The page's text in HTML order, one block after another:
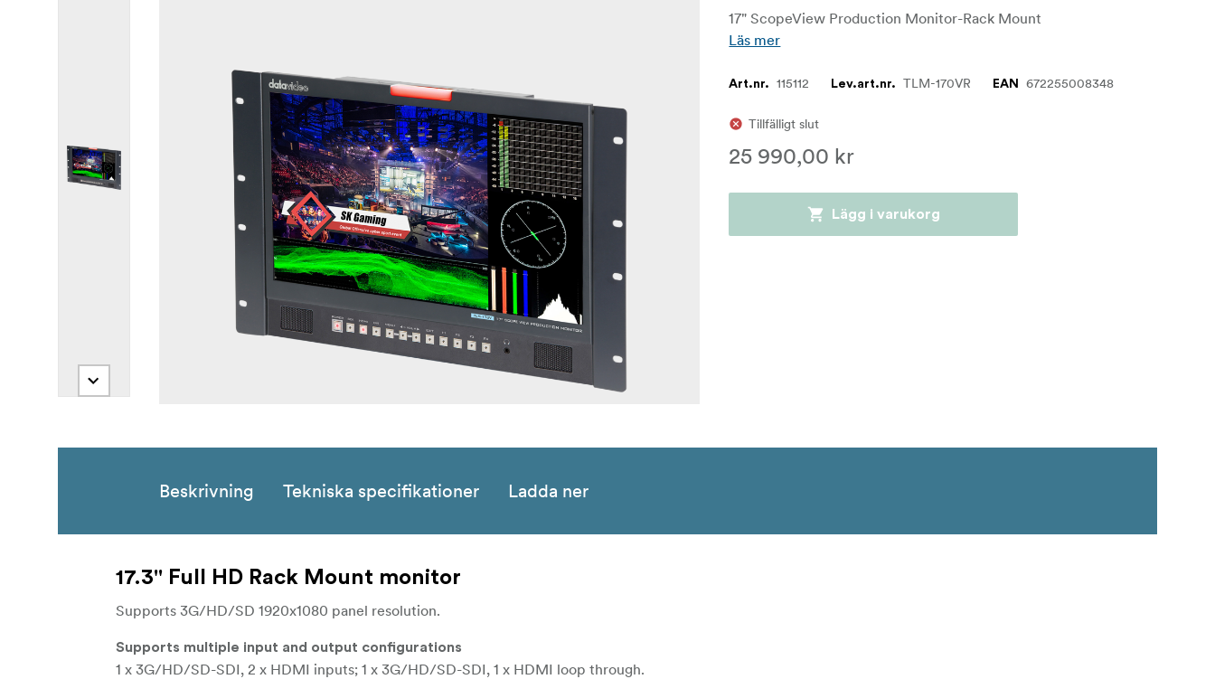
17" ScopeView Production Monitor-Rack Mount
Läs mer
Art.nr. 115112 Lev.art.nr. TLM-170VR EAN 672255008348
Tillfälligt slut
25 990,00 kr
Lägg i varukorg
Beskrivning Tekniska specifikationer Ladda ner
17.3'' Full HD Rack Mount monitor
Supports 3G/HD/SD 1920x1080 panel resolution.
Supports multiple input and output configurations
1 x 3G/HD/SD-SDI, 2 x HDMI inputs; 1 x 3G/HD/SD-SDI, 1 x HDMI loop through.